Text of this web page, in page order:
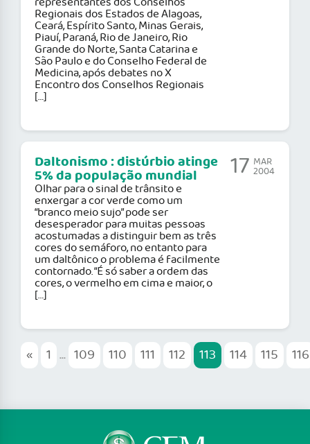
Regionais dos Estados de Alagoas,
Ceará, Espírito Santo, Minas Gerais,
Piauí, Paraná, Rio de Janeiro, Rio
Grande do Norte, Santa Catarina e
São Paulo e do Conselho Federal de
Medicina, após debates no X
Encontro dos Conselhos Regionais
[…]
Daltonismo : distúrbio atinge
5% da população mundial
Olhar para o sinal de trânsito e
enxergar a cor verde como um
“branco meio sujo” pode ser
desesperador para muitas pessoas
acostumadas a distinguir bem as três
cores do semáforo, no entanto para
um daltônico o problema é facilmente
contornado. “É só saber a ordem das
cores, o vermelho em cima e maior, o
[…]
17 MAR
2004
« 1 ... 109 110 111 112 113 114 115 116